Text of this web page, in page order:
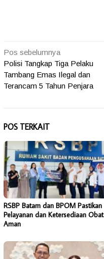
Navigasi
pos
Pos sebelumnya
Polisi Tangkap Tiga Pelaku
Tambang Emas Ilegal dan
Terancam 5 Tahun Penjara
POS TERKAIT
RSBP Batam dan BPOM Pastikan
Pelayanan dan Ketersediaan Obat
Aman